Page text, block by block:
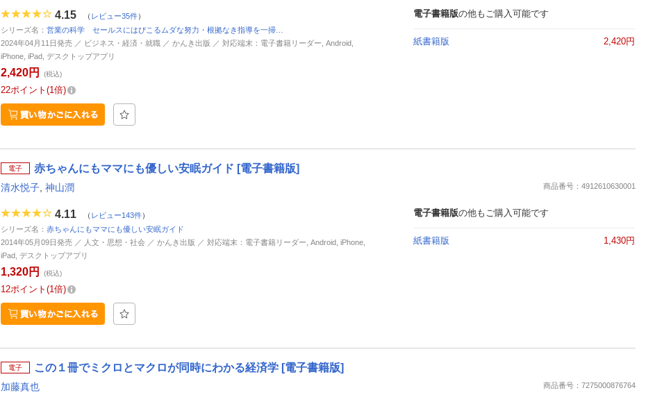
4.15 （ レビュー35件）
シリーズ名： 営業の科学 セールスにはびこるムダな努力・根拠なき指導を一掃…
2024年04月11日発売 ／ ビジネス・経済・就職 ／ かんき出版 ／ 対応端末：電子書籍リーダー, Android,
iPhone, iPad, デスクトップアプリ
2,420円 (税込)
22ポイント 1倍
電子書籍版の他もご購入可能です
紙書籍版 2,420円
電子 赤ちゃんにもママにも優しい安眠ガイド [電子書籍版]
清水悦子 神山潤 商品番号：4912610630001
4.11 （ レビュー143件）
シリーズ名： 赤ちゃんにもママにも優しい安眠ガイド
2014年05月09日発売 ／ 人文・思想・社会 ／ かんき出版 ／ 対応端末：電子書籍リーダー, Android, iPhone,
iPad, デスクトップアプリ
1,320円 (税込)
12ポイント 1倍
電子書籍版の他もご購入可能です
紙書籍版 1,430円
電子 この１冊でミクロとマクロが同時にわかる経済学 [電子書籍版]
加藤真也 商品番号：7275000876764